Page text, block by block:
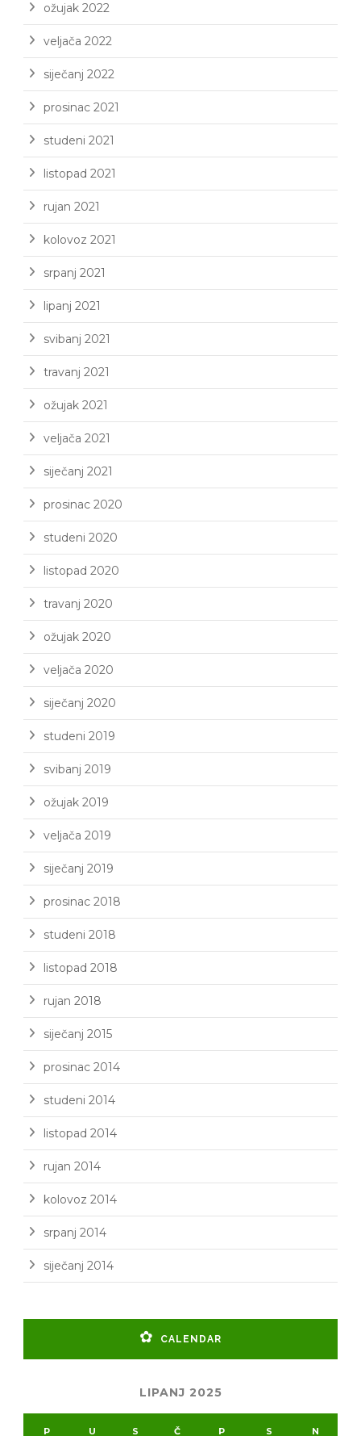
ožujak 2022
veljača 2022
siječanj 2022
prosinac 2021
studeni 2021
listopad 2021
rujan 2021
kolovoz 2021
srpanj 2021
lipanj 2021
svibanj 2021
travanj 2021
ožujak 2021
veljača 2021
siječanj 2021
prosinac 2020
studeni 2020
listopad 2020
travanj 2020
ožujak 2020
veljača 2020
siječanj 2020
studeni 2019
svibanj 2019
ožujak 2019
veljača 2019
siječanj 2019
prosinac 2018
studeni 2018
listopad 2018
rujan 2018
siječanj 2015
prosinac 2014
studeni 2014
listopad 2014
rujan 2014
kolovoz 2014
srpanj 2014
siječanj 2014
CALENDAR
LIPANJ 2025
P U S Č P S N